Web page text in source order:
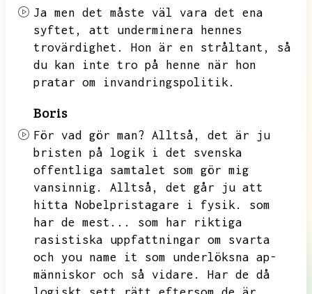
Ja men det måste väl vara det ena
syftet,
att underminera hennes
trovärdighet.
Hon är en stråltant,
så
du kan inte tro på henne när hon
pratar om invandringspolitik.
Boris
För vad gör man? Alltså,
det är ju
bristen på logik i det svenska
offentliga samtalet som gör mig
vansinnig.
Alltså,
det går ju att
hitta Nobelpristagare i fysik.
som
har de mest...
som har riktiga
rasistiska uppfattningar om svarta
och you name it som underlöksna ap-
människor och så vidare.
Har de då